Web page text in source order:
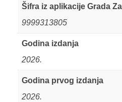
Šifra iz aplikacije Grada
9999313805
Godina izdanja
2026.
Godina prvog izdanja
2026.